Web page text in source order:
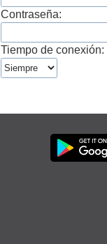
Contraseña:
Tiempo de conexión: